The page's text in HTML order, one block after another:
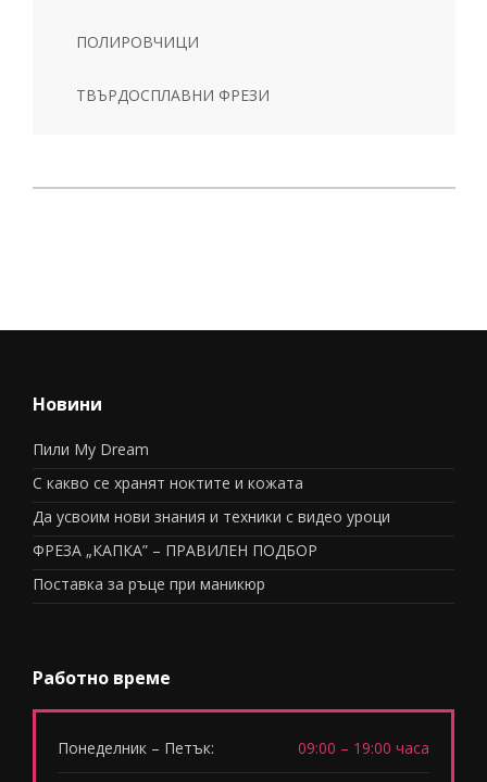
ПОЛИРОВЧИЦИ
ТВЪРДОСПЛАВНИ ФРЕЗИ
Новини
Пили My Dream
С какво се хранят ноктите и кожата
Да усвоим нови знания и техники с видео уроци
ФРЕЗА „КАПКА” – ПРАВИЛЕН ПОДБОР
Поставка за ръце при маникюр
Работно време
Понеделник – Петък: 09:00 – 19:00 часа